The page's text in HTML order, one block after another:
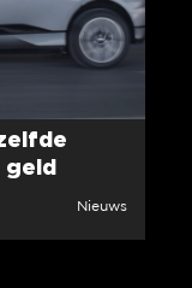
geld
Nieuws